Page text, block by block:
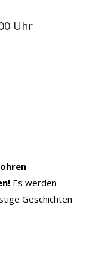
Uhr
Es werden
Geschichten